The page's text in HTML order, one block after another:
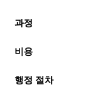
과정
비용
행정 절차